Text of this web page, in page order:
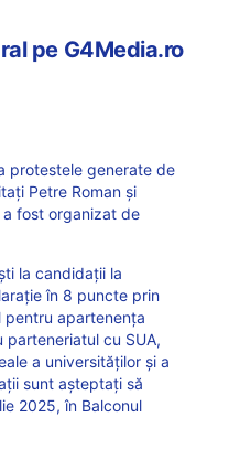
pe G4Media.ro
protestele generate de
Petre Roman și
a fost organizat de
la candidații la
în 8 puncte prin
pentru apartenența
parteneriatul cu SUA,
a universităților și a
sunt așteptați să
2025, în Balconul